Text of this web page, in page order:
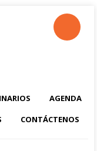
AGENDA
CONTÁCTENOS